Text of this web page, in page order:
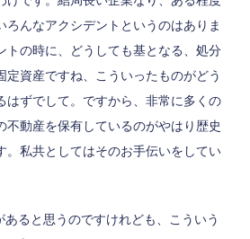
ろんなアクシデントというのはありま
トの時に、どうしても基となる、処分
定資産ですね、こういったものがどう
はずでして。ですから、非常に多くの
不動産を保有しているのがやはり歴史
。私共としてはそのお手伝いをしてい
あると思うのですけれども、こういう